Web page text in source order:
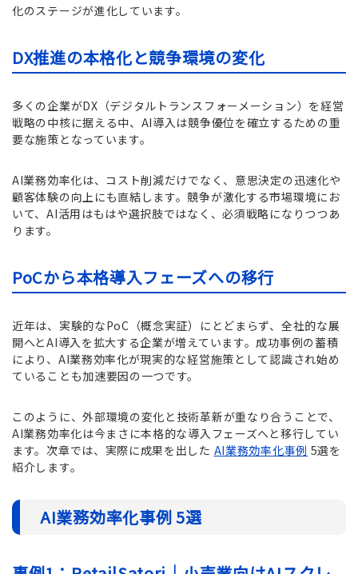
化のステージが進化しています。
DX推進の本格化と競争環境の変化
多くの企業がDX（デジタルトランスフォーメーション）を経営
戦略の中核に据える中、AI導入は競争優位を確立するための重
要な施策となっています。
AI業務効率化は、コスト削減だけでなく、意思決定の迅速化や
顧客体験の向上にも直結します。競争が激化する市場環境にお
いて、AI活用はもはや選択肢ではなく、必須戦略になりつつあ
ります。
PoCから本格導入フェーズへの移行
近年は、実験的なPoC（概念実証）にとどまらず、全社的な展
開へとAI導入を拡大する企業が増えています。成功事例の蓄積
により、AI業務効率化が現実的な経営施策として認識され始め
ていることも加速要因の一つです。
このように、外部環境の変化と技術革新が重なり合うことで、
AI業務効率化は今まさに本格的な導入フェーズへと移行してい
ます。次章では、実際に成果を出した AI業務効率化事例 5選を
紹介します。
AI業務効率化事例 5選